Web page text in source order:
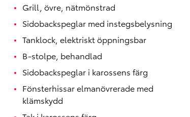
Grill, övre, nätmönstrad
Sidobackspeglar med instegsbelysning
Tanklock, elektriskt öppningsbar
B-stolpe, behandlad
Sidobackspeglar i karossens färg
Fönsterhissar elmanövrerade med
klämskydd